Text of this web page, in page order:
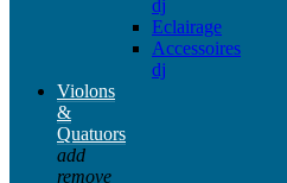
dj
Eclairage
Accessoires
dj
Violons
&
Quatuors
add
remove